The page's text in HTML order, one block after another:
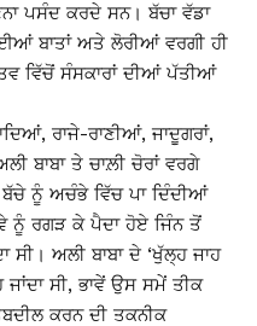
ਪਸੰਦ ਕਰਦੇ ਸਨ। ਬੱਚਾ ਵੱਡਾ
ਬਾਤਾਂ ਅਤੇ ਲੋਰੀਆਂ ਵਰਗੀ ਹੀ
ਵਿੱਚੋਂ ਸੰਸਕਾਰਾਂ ਦੀਆਂ ਪੱਤੀਆਂ
ਰਾਜੇ-ਰਾਣੀਆਂ, ਜਾਦੂਗਰਾਂ,
ਬਾਬਾ ਤੇ ਚਾਲ਼ੀ ਚੋਰਾਂ ਵਰਗੇ
ਨੂੰ ਅਚੰਭੇ ਵਿੱਚ ਪਾ ਦਿੰਦੀਆਂ
ਨੂੰ ਰਗੜ ਕੇ ਪੈਦਾ ਹੋਏ ਜਿੰਨ ਤੋਂ
ਅਲੀ ਬਾਬਾ ਦੇ ‘ਖੁੱਲ੍ਹ ਜਾਹ
ਸੀ, ਭਾਵੇਂ ਉਸ ਸਮੇਂ ਤੀਕ
ਕਰਨ ਦੀ ਤਕਨੀਕ